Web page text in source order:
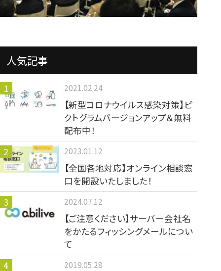
人気記事
2021.02.24
【新型コロナウイルス感染対策】ピ
クトグラムバージョンアップ＆無料
配布中！
2023.01.12
【全国各地対応】オンライン相談窓
口を開設いたしました！
2024.07.12
【ご注意ください】サーバー会社名
をかたるフィッシングメールについ
て
2019.05.28